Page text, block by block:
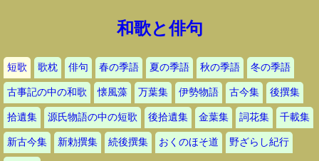
和歌と俳句
短歌 歌枕 俳句 春の季語 夏の季語 秋の季語 冬の季語
古事記の中の和歌 懐風藻 万葉集 伊勢物語 古今集 後撰集
拾遺集 源氏物語の中の短歌 後拾遺集 金葉集 詞花集 千載集
新古今集 新勅撰集 続後撰集 おくのほそ道 野ざらし紀行